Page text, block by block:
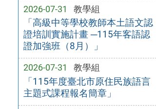
2026-07-31 教學組
「高級中等學校教師本土語文認
證培訓實施計畫 ─115年客語認
證加強班（8月）」
2026-07-31 教學組
「115年度臺北市原住民族語言
主題式課程報名簡章」